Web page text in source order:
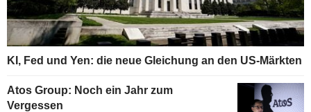
KI, Fed und Yen: die neue Gleichung an den US-Märkten
Atos Group: Noch ein Jahr zum
Vergessen